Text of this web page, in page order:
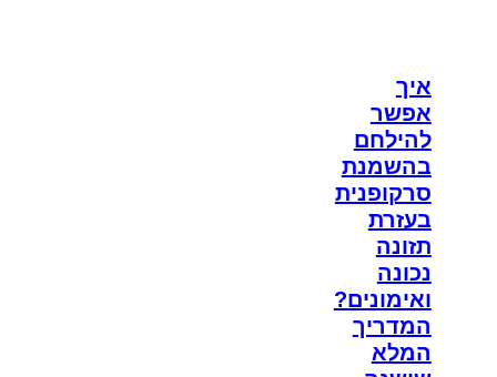
איך
אפשר
להילחם
בהשמנת
סרקופנית
בעזרת
תזונה
נכונה
ואימונים?
המדריך
המלא